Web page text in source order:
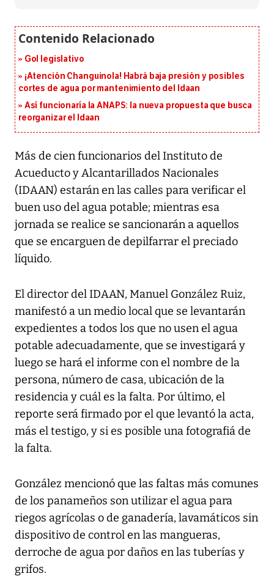
Gol legislativo
¡Atención Changuinola! Habrá baja presión y posibles
cortes de agua por mantenimiento del Idaan
Así funcionaría la ANAPS: la nueva propuesta que busca
reorganizar el Idaan
Más de cien funcionarios del Instituto de
Acueducto y Alcantarillados Nacionales
(IDAAN) estarán en las calles para verificar el
buen uso del agua potable; mientras esa
jornada se realice se sancionarán a aquellos
que se encarguen de depilfarrar el preciado
líquido.
El director del IDAAN, Manuel González Ruiz,
manifestó a un medio local que se levantarán
expedientes a todos los que no usen el agua
potable adecuadamente, que se investigará y
luego se hará el informe con el nombre de la
persona, número de casa, ubicación de la
residencia y cuál es la falta. Por último, el
reporte será firmado por el que levantó la acta,
más el testigo, y si es posible una fotografiá de
la falta.
González mencionó que las faltas más comunes
de los panameños son utilizar el agua para
riegos agrícolas o de ganadería, lavamáticos sin
dispositivo de control en las mangueras,
derroche de agua por daños en las tuberías y
grifos.